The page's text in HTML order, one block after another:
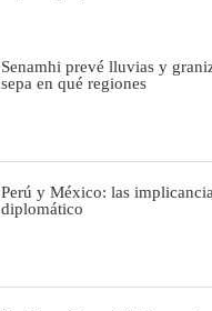
Senamhi prevé lluvias y
sepa en qué regiones
Perú y México: las
diplomático